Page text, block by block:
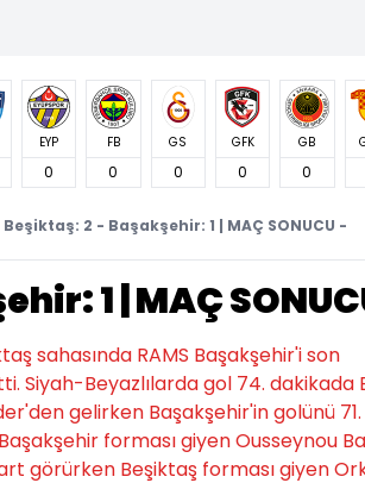
EYP
0
FB
0
GS
0
GFK
0
GB
0
Beşiktaş: 2 - Başakşehir: 1 | MAÇ SONUCU -
1 | MAÇ
sahasında RAMS Başakşehir'i son
Siyah-Beyazlılarda gol 74. dakikada
gelirken Başakşehir'in golünü 71.
forması giyen Ousseynou
görürken Beşiktaş forması giyen